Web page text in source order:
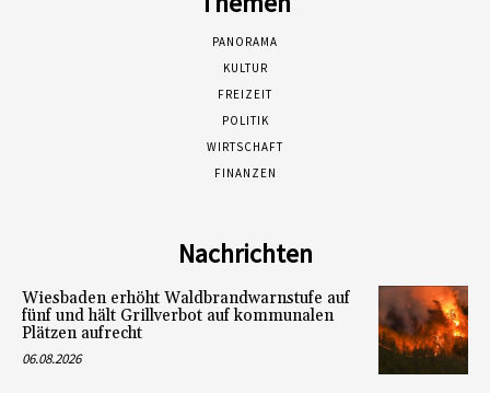
PANORAMA
KULTUR
FREIZEIT
POLITIK
WIRTSCHAFT
FINANZEN
Nachrichten
Wiesbaden erhöht Waldbrandwarnstufe auf
fünf und hält Grillverbot auf kommunalen
Plätzen aufrecht
06.08.2026